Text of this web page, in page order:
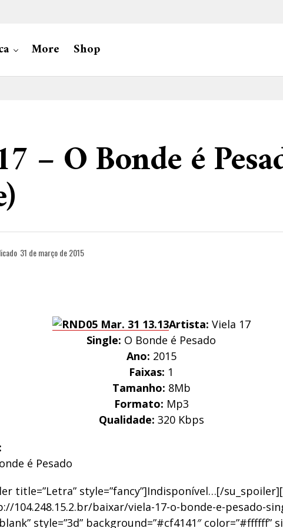
More Shop
– O Bonde é
31 de março de 2015
Artista: Viela 17
Single: O Bonde é Pesado
Ano: 2015
Faixas: 1
Tamanho: 8Mb
Formato: Mp3
Qualidade: 320 Kbps
é Pesado
title=”Letra” style=”fancy”]Indisponível…[/
104.248.15.2.br/baixar/viela-17-o-bonde-e-pesado-
style=”3d” background=”#cf4141″ color=”#ffffff”